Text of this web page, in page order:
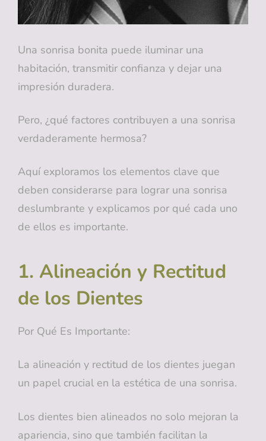
Una sonrisa bonita puede iluminar una
habitación, transmitir confianza y dejar una
impresión duradera.
Pero, ¿qué factores contribuyen a una sonrisa
verdaderamente hermosa?
Aquí exploramos los elementos clave que
deben considerarse para lograr una sonrisa
deslumbrante y explicamos por qué cada uno
de ellos es importante.
1. Alineación y Rectitud
de los Dientes
Por Qué Es Importante:
La alineación y rectitud de los dientes juegan
un papel crucial en la estética de una sonrisa.
Los dientes bien alineados no solo mejoran la
apariencia, sino que también facilitan la